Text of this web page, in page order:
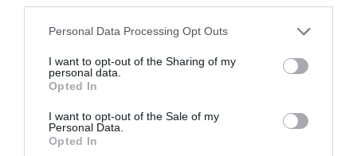
Personal Data Processing Opt Outs
I want to opt-out of the Sharing of my
personal data.
Opted In
I want to opt-out of the Sale of my
Personal Data.
Opted In